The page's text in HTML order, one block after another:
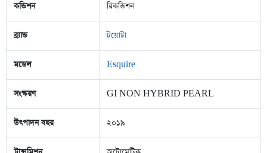
কন্ডিশন রিকন্ডিশন
ব্র্যান্ড টয়োটা
মডেল Esquire
সংস্করণ GI NON HYBRID PEARL
উৎপাদন বছর ২০১৯